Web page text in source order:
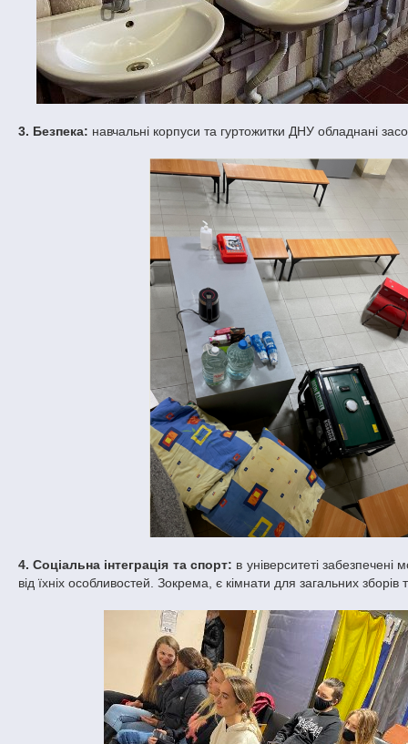
3. Безпека: навчальні корпуси та гуртожитки ДНУ обладнані
4. Соціальна інтеграція та спорт: в університеті забезпечені
від їхніх особливостей. Зокрема, є кімнати для загальних